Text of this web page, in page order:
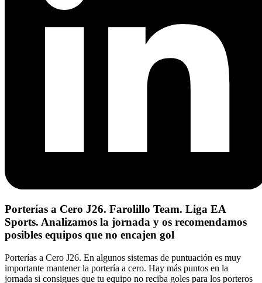
Porterías a Cero J26. Farolillo Team. Liga EA
Sports. Analizamos la jornada y os recomendamos
posibles equipos que no encajen gol
Porterías a Cero J26. En algunos sistemas de puntuación es muy
importante mantener la portería a cero. Hay más puntos en la
jornada si consigues que tu equipo no reciba goles para los porteros